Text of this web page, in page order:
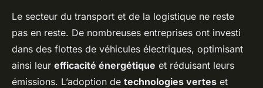
Le secteur du transport et de la logistique ne reste
pas en reste. De nombreuses entreprises ont investi
dans des flottes de véhicules électriques, optimisant
ainsi leur efficacité énergétique et réduisant leurs
émissions. L’adoption de technologies vertes et